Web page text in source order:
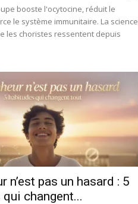
booste l'ocytocine, réduit le
le système immunitaire. La science
les choristes ressentent depuis
n’est pas un hasard : 5
changent...